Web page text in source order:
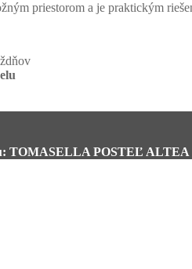
priestorom a je praktickým
TOMASELLA POSTEĽ ALTEA